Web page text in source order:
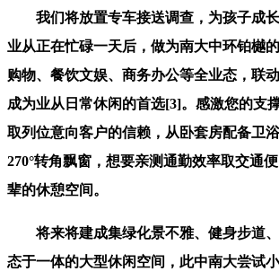
我们将放置专车接送调查，为孩子成长
业从正在忙碌一天后，做为南大中环铂樾
购物、餐饮文娱、商务办公等全业态，联
成为业从日常休闲的首选[3]。感激您的支
取列位意向客户的信赖，从卧套房配备卫
270°转角飘窗，想要亲测通勤效率取交通
辈的休憩空间。
将来将建成集绿化景不雅、健身步道、
态于一体的大型休闲空间，此中南大尝试